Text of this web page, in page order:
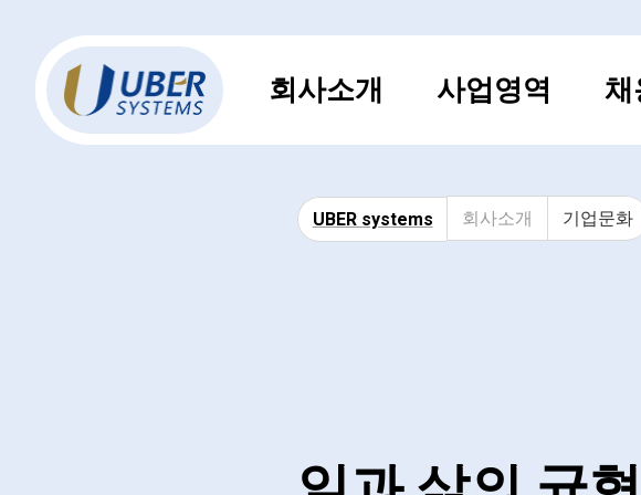
회사소개 사업영역 채
UBER systems 회사소개 기업문화